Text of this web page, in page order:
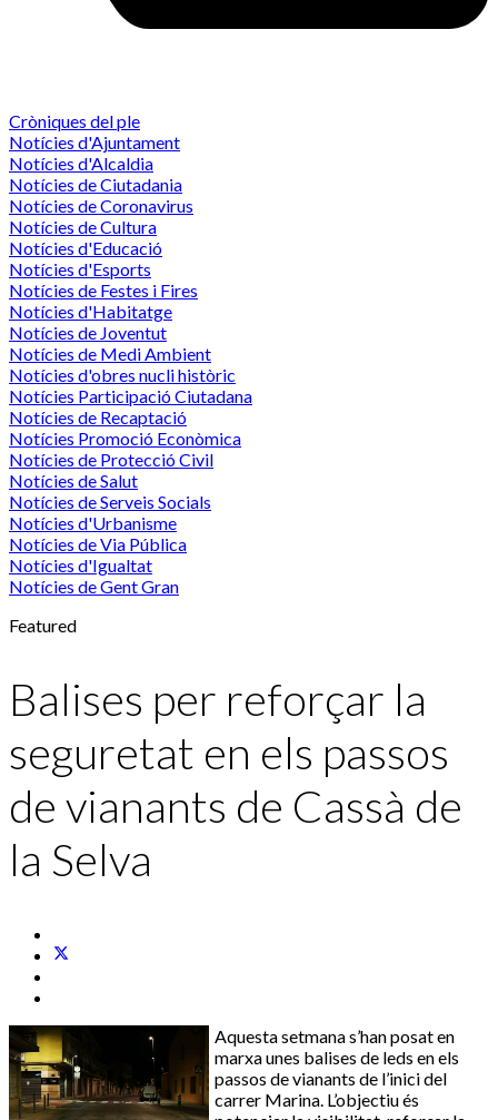
Cròniques del ple
Notícies d'Ajuntament
Notícies d'Alcaldia
Notícies de Ciutadania
Notícies de Coronavirus
Notícies de Cultura
Notícies d'Educació
Notícies d'Esports
Notícies de Festes i Fires
Notícies d'Habitatge
Notícies de Joventut
Notícies de Medi Ambient
Notícies d'obres nucli històric
Notícies Participació Ciutadana
Notícies de Recaptació
Notícies Promoció Econòmica
Notícies de Protecció Civil
Notícies de Salut
Notícies de Serveis Socials
Notícies d'Urbanisme
Notícies de Via Pública
Notícies d'Igualtat
Notícies de Gent Gran
Featured
Balises per reforçar la
seguretat en els passos
de vianants de Cassà de
la Selva
Aquesta setmana s’han posat en
marxa unes balises de leds en els
passos de vianants de l’inici del
carrer Marina. L’objectiu és